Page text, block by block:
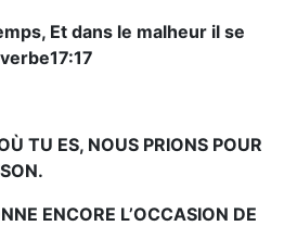
Et dans le malheur il se
TU ES, NOUS PRIONS POUR
ENCORE L’OCCASION DE